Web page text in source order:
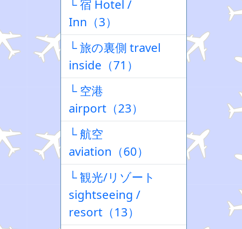
└ 宿 Hotel /
Inn（3）
└ 旅の裏側 travel
inside（71）
└ 空港
airport（23）
└ 航空
aviation（60）
└ 観光/リゾート
sightseeing /
resort（13）